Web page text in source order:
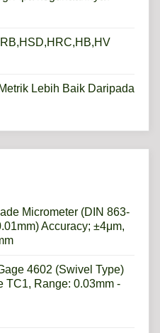
Lebih Baik Daripada
Micrometer (DIN 863-
Accuracy; ±4μm,
4602 (Swivel Type)
TC1, Range: 0.03mm -